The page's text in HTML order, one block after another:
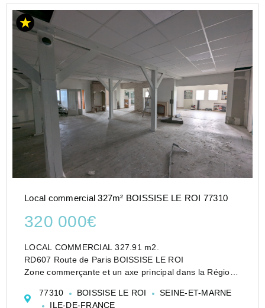
Local commercial 327m² BOISSISE LE ROI 77310
320 000€
LOCAL COMMERCIAL 327.91 m2.
RD607 Route de Paris BOISSISE LE ROI
Zone commerçante et un axe principal dans la Région.
77310
BOISSISE LE ROI
SEINE-ET-MARNE
ILE-DE-FRANCE